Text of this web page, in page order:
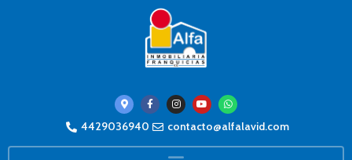
4429036940 contacto@alfalavid.com